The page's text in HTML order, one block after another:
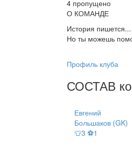
4 пропущено
О КОМАНДЕ
История пишется...
Но ты можешь
Профиль клуба
СОСТАВ
Евгений
Большаков (GK)
👕3 ⚽1